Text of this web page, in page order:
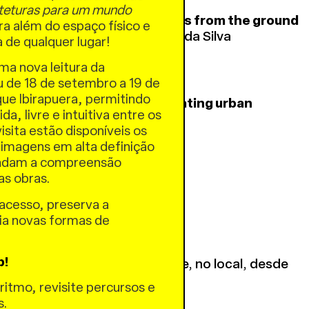
inequalities nexus: voices from the ground
Souza e Luciano Abbamonte da Silva
planning nexus for accelerating urban
Florez Ayala
feitas aqui.
de inscrição.
até o inicio da atividade, no local, desde
para um mundo
além do espaço físico e
qualquer lugar!
nova leitura da
18 de setembro a 19 de
Ibirapuera, permitindo
livre e intuitiva entre os
estão disponíveis os
em alta definição
a compreensão
obras.
preserva a
novas formas de
revisite percursos e